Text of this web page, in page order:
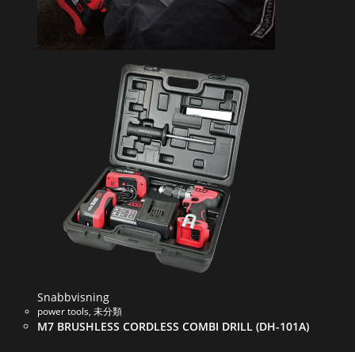
Snabbvisning
power tools,未分類
M7 BRUSHLESS CORDLESS COMBI DRILL (DH-101A)